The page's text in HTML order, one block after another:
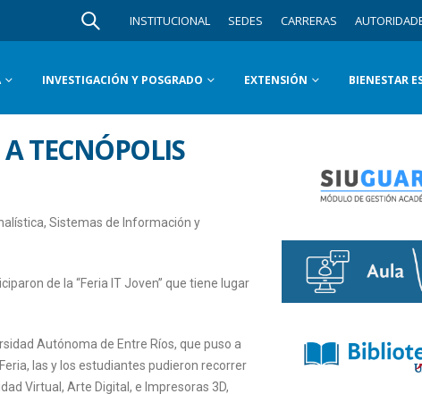
INSTITUCIONAL SEDES CARRERAS
INVESTIGACIÓN Y POSGRADO EXTENSIÓN BIENESTAR
TECNÓPOLIS
Sistemas de Información y
de la “Feria IT Joven” que tiene lugar
Autónoma de Entre Ríos, que puso a
las y los estudiantes pudieron recorrer
Virtual, Arte Digital, e Impresoras 3D,